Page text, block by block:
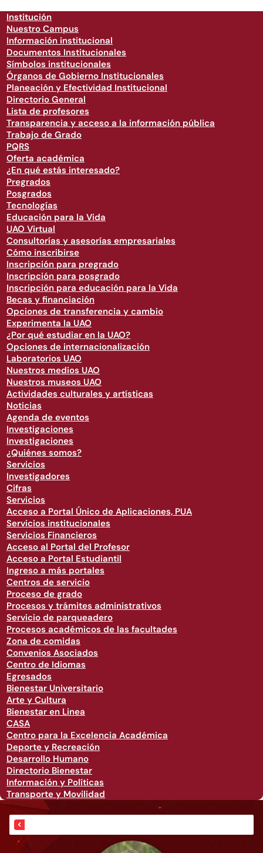
Institución
Nuestro Campus
Información institucional
Documentos Institucionales
Símbolos institucionales
Órganos de Gobierno Institucionales
Planeación y Efectividad Institucional
Directorio General
Lista de profesores
Transparencia y acceso a la información pública
Trabajo de Grado
PQRS
Oferta académica
¿En qué estás interesado?
Pregrados
Posgrados
Tecnologías
Educación para la Vida
UAO Virtual
Consultorías y asesorías empresariales
Cómo inscribirse
Inscripción para pregrado
Inscripción para posgrado
Inscripción para educación para la Vida
Becas y financiación
Opciones de transferencia y cambio
Experimenta la UAO
¿Por qué estudiar en la UAO?
Opciones de internacionalización
Laboratorios UAO
Nuestros medios UAO
Nuestros museos UAO
Actividades culturales y artísticas
Noticias
Agenda de eventos
Investigaciones
Investigaciones
¿Quiénes somos?
Servicios
Investigadores
Cifras
Servicios
Acceso a Portal Único de Aplicaciones, PUA
Servicios institucionales
Servicios Financieros
Acceso al Portal del Profesor
Acceso a Portal Estudiantil
Ingreso a más portales
Centros de servicio
Proceso de grado
Procesos y trámites administrativos
Servicio de parqueadero
Procesos académicos de las facultades
Zona de comidas
Convenios Asociados
Centro de Idiomas
Egresados
Bienestar Universitario
Arte y Cultura
Bienestar en Linea
CASA
Centro para la Excelencia Académica
Deporte y Recreación
Desarrollo Humano
Directorio Bienestar
Información y Políticas
Transporte y Movilidad